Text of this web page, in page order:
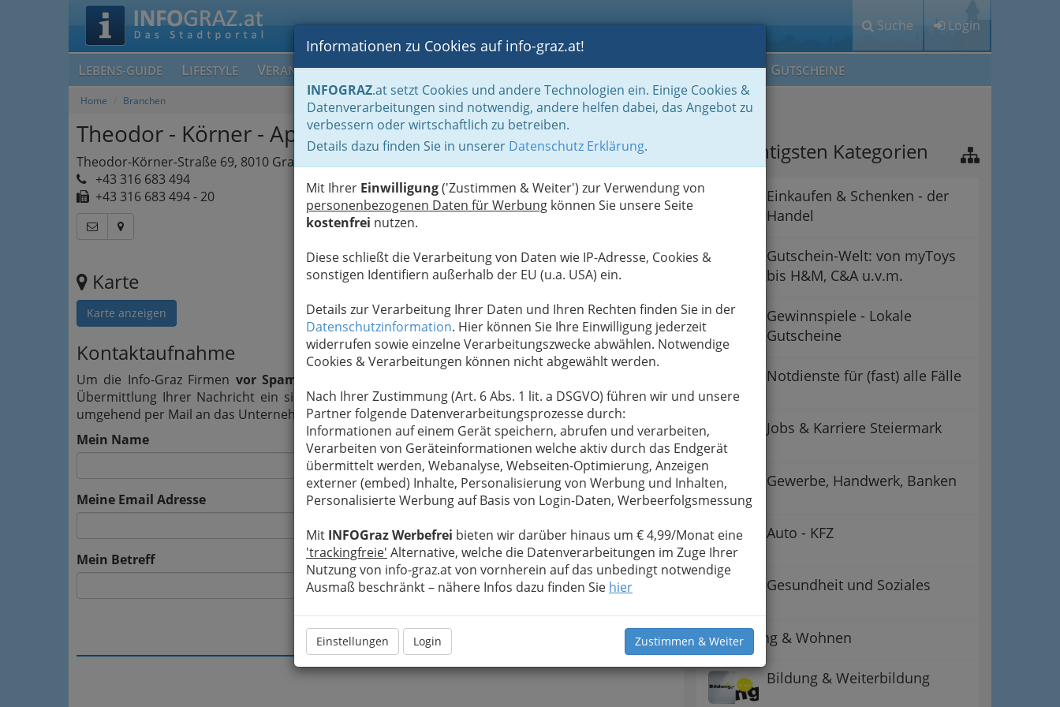
Suche Login
LEBENS-GUIDE LIFESTYLE VERANSTALTUNGEN BLOGS FOTOS GASTRONOMIE BRANCHEN MEIN IG GUTSCHEINE
Informationen zu Cookies auf info-graz.at!
INFOGRAZ.at setzt Cookies und andere Technologien ein. Einige Cookies &
Datenverarbeitungen sind notwendig, andere helfen dabei, das Angebot zu
verbessern oder wirtschaftlich zu betreiben.
Details dazu finden Sie in unserer Datenschutz Erklärung.
Mit Ihrer Einwilligung('Zustimmen & Weiter') zur Verwendung von
personenbezogenen Daten für Werbung können Sie unsere Seite
kostenfrei nutzen.
Diese schließt die Verarbeitung von Daten wie IP-Adresse, Cookies &
sonstigen Identifiern außerhalb der EU (u.a. USA) ein.
Details zur Verarbeitung Ihrer Daten und Ihren Rechten finden Sie in der
Datenschutzinformation. Hier können Sie Ihre Einwilligung jederzeit
widerrufen sowie einzelne Verarbeitungszwecke abwählen. Notwendige
Cookies & Verarbeitungen können nicht abgewählt werden.
Nach Ihrer Zustimmung (Art. 6 Abs. 1 lit. a DSGVO) führen wir und unsere
Partner folgende Datenverarbeitungsprozesse durch:
Informationen auf einem Gerät speichern, abrufen und verarbeiten,
Verarbeiten von Geräteinformationen welche aktiv durch das Endgerät
übermittelt werden, Webanalyse, Webseiten-Optimierung, Anzeigen
externer (embed) Inhalte, Personalisierung von Werbung und Inhalten,
Personalisierte Werbung auf Basis von Login-Daten, Werbeerfolgsmessung
Mit INFOGraz Werbefrei bieten wir darüber hinaus um € 4,99/Monat eine
'trackingfreie' Alternative, welche die Datenverarbeitungen im Zuge Ihrer
Nutzung von info-graz.at von vornherein auf das unbedingt notwendige
Ausmaß beschränkt – nähere Infos dazu finden Sie hier
Einstellungen Login Zustimmen & Weiter
Home Branchen
Theodor - Körner - Apotheke
Theodor-Körner-Straße 69, 8010 Graz
+43 316 683 494
+43 316 683 494 - 20
Karte
Karte anzeigen
Kontaktaufnahme
Um die Info-Graz Firmen vor Spam-Mails zu bewahren
Übermittlung Ihrer Nachricht ein sicheres Formular. Ihre Nachricht wird nach dem Absenden
umgehend per Mail an das Unternehmen Theodor - Körner - Apotheke weitergeleitet.
Mein Name
Meine Email Adresse
Mein Betreff
Meine Nachricht
Meine Nachricht senden
Die wichtigsten Kategorien
Einkaufen & Schenken - der
Handel
Gutschein-Welt: von myToys
bis H&M, C&A u.v.m.
Gewinnspiele - Lokale
Gutscheine
Notdienste für (fast) alle Fälle
Jobs & Karriere Steiermark
Gewerbe, Handwerk, Banken
Auto - KFZ
Gesundheit und Soziales
Betreuung & Wohnen
Bildung & Weiterbildung